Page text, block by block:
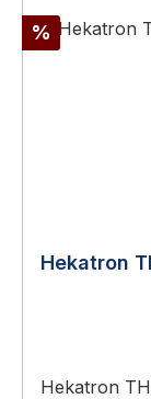
Rabatt
%
Hekatron
Hekatron